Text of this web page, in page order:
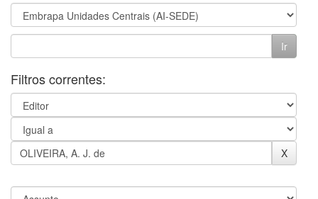
Filtros correntes: